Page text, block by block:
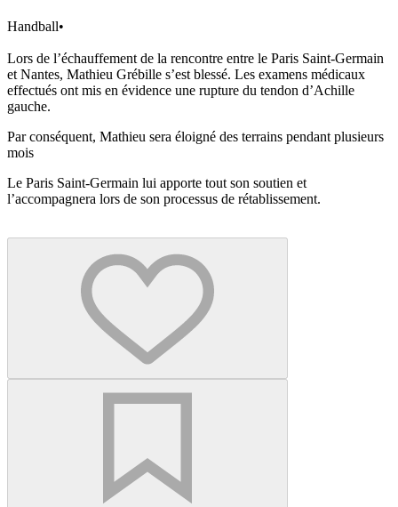
Handball•
Lors de l’échauffement de la rencontre entre le Paris Saint-Germain
et Nantes, Mathieu Grébille s’est blessé. Les examens médicaux
effectués ont mis en évidence une rupture du tendon d’Achille
gauche.
Par conséquent, Mathieu sera éloigné des terrains pendant plusieurs
mois
Le Paris Saint-Germain lui apporte tout son soutien et
l’accompagnera lors de son processus de rétablissement.